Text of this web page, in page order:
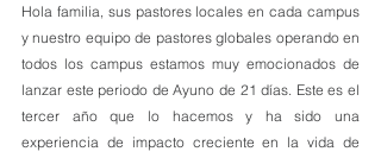
Hola familia, sus pastores locales en cada campus
y nuestro equipo de pastores globales operando en
todos los campus estamos muy emocionados de
lanzar este periodo de Ayuno de 21 días. Este es el
tercer año que lo hacemos y ha sido una
experiencia de impacto creciente en la vida de